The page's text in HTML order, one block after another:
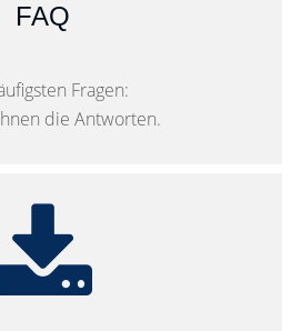
FAQ
Fragen:
die Antworten.